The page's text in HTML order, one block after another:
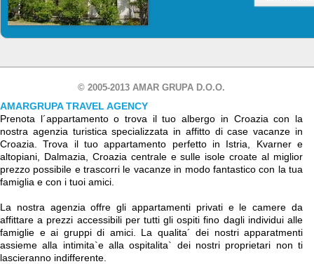
© 2005-2013 AMAR GRUPA D.O.O.
AMARGRUPA TRAVEL AGENCY
Prenota l´appartamento o trova il tuo albergo in Croazia con la
nostra agenzia turistica specializzata in affitto di case vacanze in
Croazia. Trova il tuo appartamento perfetto in Istria, Kvarner e
altopiani, Dalmazia, Croazia centrale e sulle isole croate al miglior
prezzo possibile e trascorri le vacanze in modo fantastico con la tua
famiglia e con i tuoi amici.
La nostra agenzia offre gli appartamenti privati e le camere da
affittare a prezzi accessibili per tutti gli ospiti fino dagli individui alle
famiglie e ai gruppi di amici. La qualita´ dei nostri apparatmenti
assieme alla intimita`e alla ospitalita` dei nostri proprietari non ti
lascieranno indifferente.